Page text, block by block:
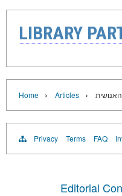
LIBRARY
Home › Articles ›
Privacy Terms FAQ
Editorial